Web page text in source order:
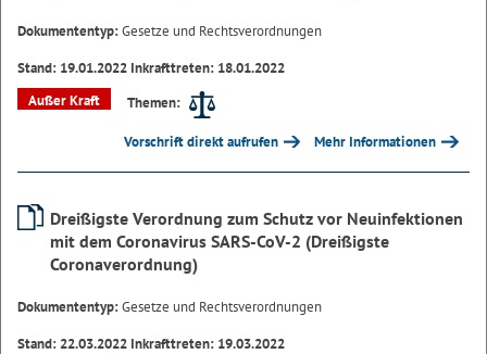
Dokumententyp:Gesetze und Rechtsverordnungen
Stand: 19.01.2022 Inkrafttreten: 18.01.2022
Außer Kraft
Themen:
Vorschrift direkt aufrufen Mehr Informationen
Dreißigste Verordnung zum Schutz vor Neuinfektionen
mit dem Coronavirus SARS-CoV-2 (Dreißigste
Coronaverordnung)
Dokumententyp:Gesetze und Rechtsverordnungen
Stand: 22.03.2022 Inkrafttreten: 19.03.2022